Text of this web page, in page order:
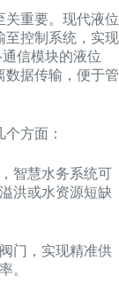
关重要。现代液位
至控制系统，实现
信模块的液位
数据传输，便于管
方面：
智慧水务系统可
洪或水资源短缺
门，实现精准供
。